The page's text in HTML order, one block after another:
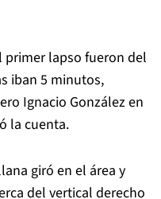
primer lapso fueron del
iban 5 minutos,
Ignacio González en
la cuenta.
giró en el área y
del vertical derecho